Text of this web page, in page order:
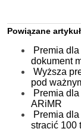
Powiązane
Premia dla
dokument
Wyższa
pod
Premia dla
ARiMR
Premia dla
stracić 100